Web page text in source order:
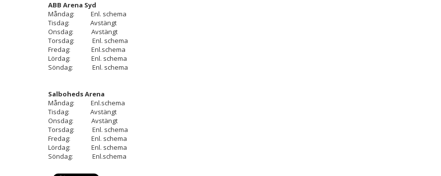
ABB Arena Syd
Måndag: Enl. schema
Tisdag: Avstängt
Onsdag: Avstängt
Torsdag: Enl. schema
Fredag: Enl.schema
Lördag: Enl. schema
Söndag: Enl. schema
Salboheds Arena
Måndag: Enl.schema
Tisdag: Avstängt
Onsdag: Avstängt
Torsdag: Enl. schema
Fredag: Enl. schema
Lördag: Enl. schema
Söndag: Enl.schema